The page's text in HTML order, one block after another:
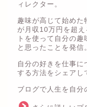
ィレクター。
趣味が高じて始めた
が月収10万円を超
トを使って自分の
と思ったことを発信
自分の好きを仕事に
する方法をシェアし
ブログで人生を自分